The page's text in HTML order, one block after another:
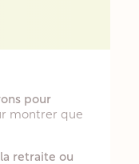
pour
montrer que
retraite ou